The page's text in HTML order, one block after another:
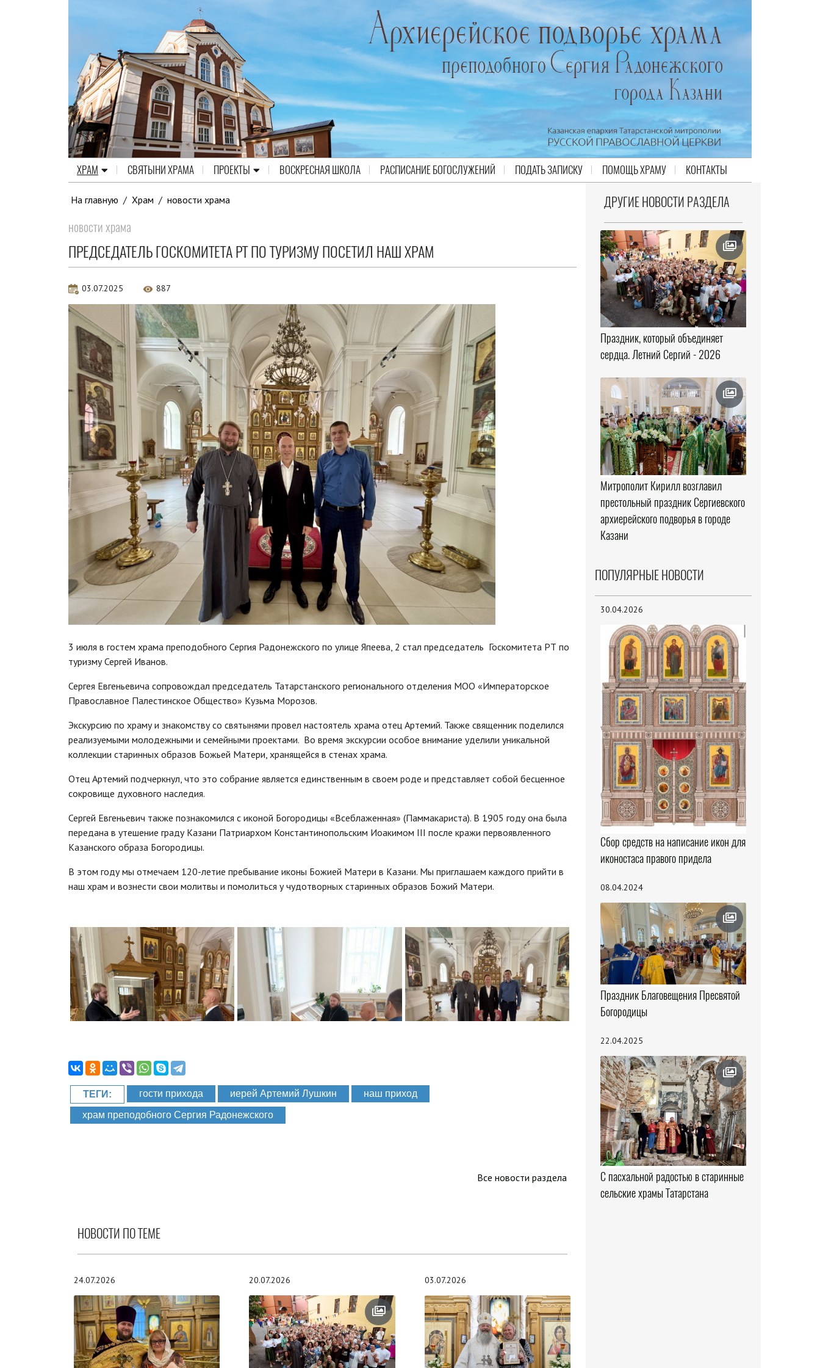
ХРАМ СВЯТЫНИ ХРАМА ПРОЕКТЫ ВОСКРЕСНАЯ ШКОЛА РАСПИСАНИЕ БОГОСЛУЖЕНИЙ ПОДАТЬ ЗАПИСКУ ПОМОЩЬ ХРАМУ КОНТАКТЫ
На главную / Храм / новости храма
новости храма
ПРЕДСЕДАТЕЛЬ ГОСКОМИТЕТА РТ ПО ТУРИЗМУ ПОСЕТИЛ НАШ ХРАМ
03.07.2025 887
3 июля в гостем храма преподобного Сергия Радонежского по улице Япеева, 2 стал председатель Госкомитета РТ по
туризму Сергей Иванов.
Сергея Евгеньевича сопровождал председатель Татарстанского регионального отделения МОО «Императорское
Православное Палестинское Общество» Кузьма Морозов.
Экскурсию по храму и знакомству со святынями провел настоятель храма отец Артемий. Также священник поделился
реализуемыми молодежными и семейными проектами. Во время экскурсии особое внимание уделили уникальной
коллекции старинных образов Божьей Матери, хранящейся в стенах храма.
Отец Артемий подчеркнул, что это собрание является единственным в своем роде и представляет собой бесценное
сокровище духовного наследия.
Сергей Евгеньевич также познакомился с иконой Богородицы «Всеблаженная» (Паммакариста). В 1905 году она была
передана в утешение граду Казани Патриархом Константинопольским Иоакимом III после кражи первоявленного
Казанского образа Богородицы.
В этом году мы отмечаем 120-летие пребывание иконы Божией Матери в Казани. Мы приглашаем каждого прийти в
наш храм и вознести свои молитвы и помолиться у чудотворных старинных образов Божий Матери.
ТЕГИ: гости прихода иерей Артемий Лушкин наш приход
храм преподобного Сергия Радонежского
Все новости раздела
НОВОСТИ ПО ТЕМЕ
24.07.2026 20.07.2026 03.07.2026
ДРУГИЕ НОВОСТИ РАЗДЕЛА
Праздник, который объединяет
сердца. Летний Сергий - 2026
Митрополит Кирилл возглавил
престольный праздник Сергиевского
архиерейского подворья в городе
Казани
ПОПУЛЯРНЫЕ НОВОСТИ
30.04.2026
Сбор средств на написание икон для
иконостаса правого придела
08.04.2024
Праздник Благовещения Пресвятой
Богородицы
22.04.2025
С пасхальной радостью в старинные
сельские храмы Татарстана